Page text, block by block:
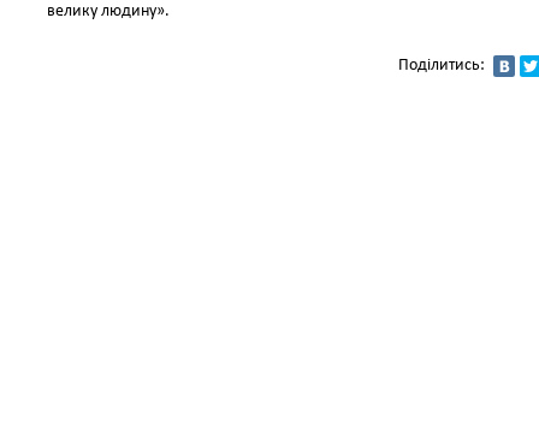
велику людину».
Поділитись: